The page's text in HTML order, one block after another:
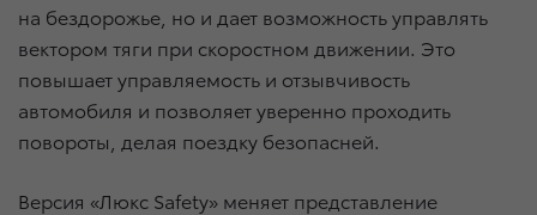
на бездорожье, но и дает возможность управлять
вектором тяги при скоростном движении. Это
повышает управляемость и отзывчивость
автомобиля и позволяет уверенно проходить
повороты, делая поездку безопасней.
Версия «Люкс Safety» меняет представление